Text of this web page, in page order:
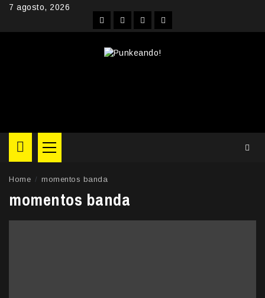
Skip7 agosto, 2026
FacebookInstagram
YouTubeTwitter
Primary
Menu
Home momentos banda
momentos banda